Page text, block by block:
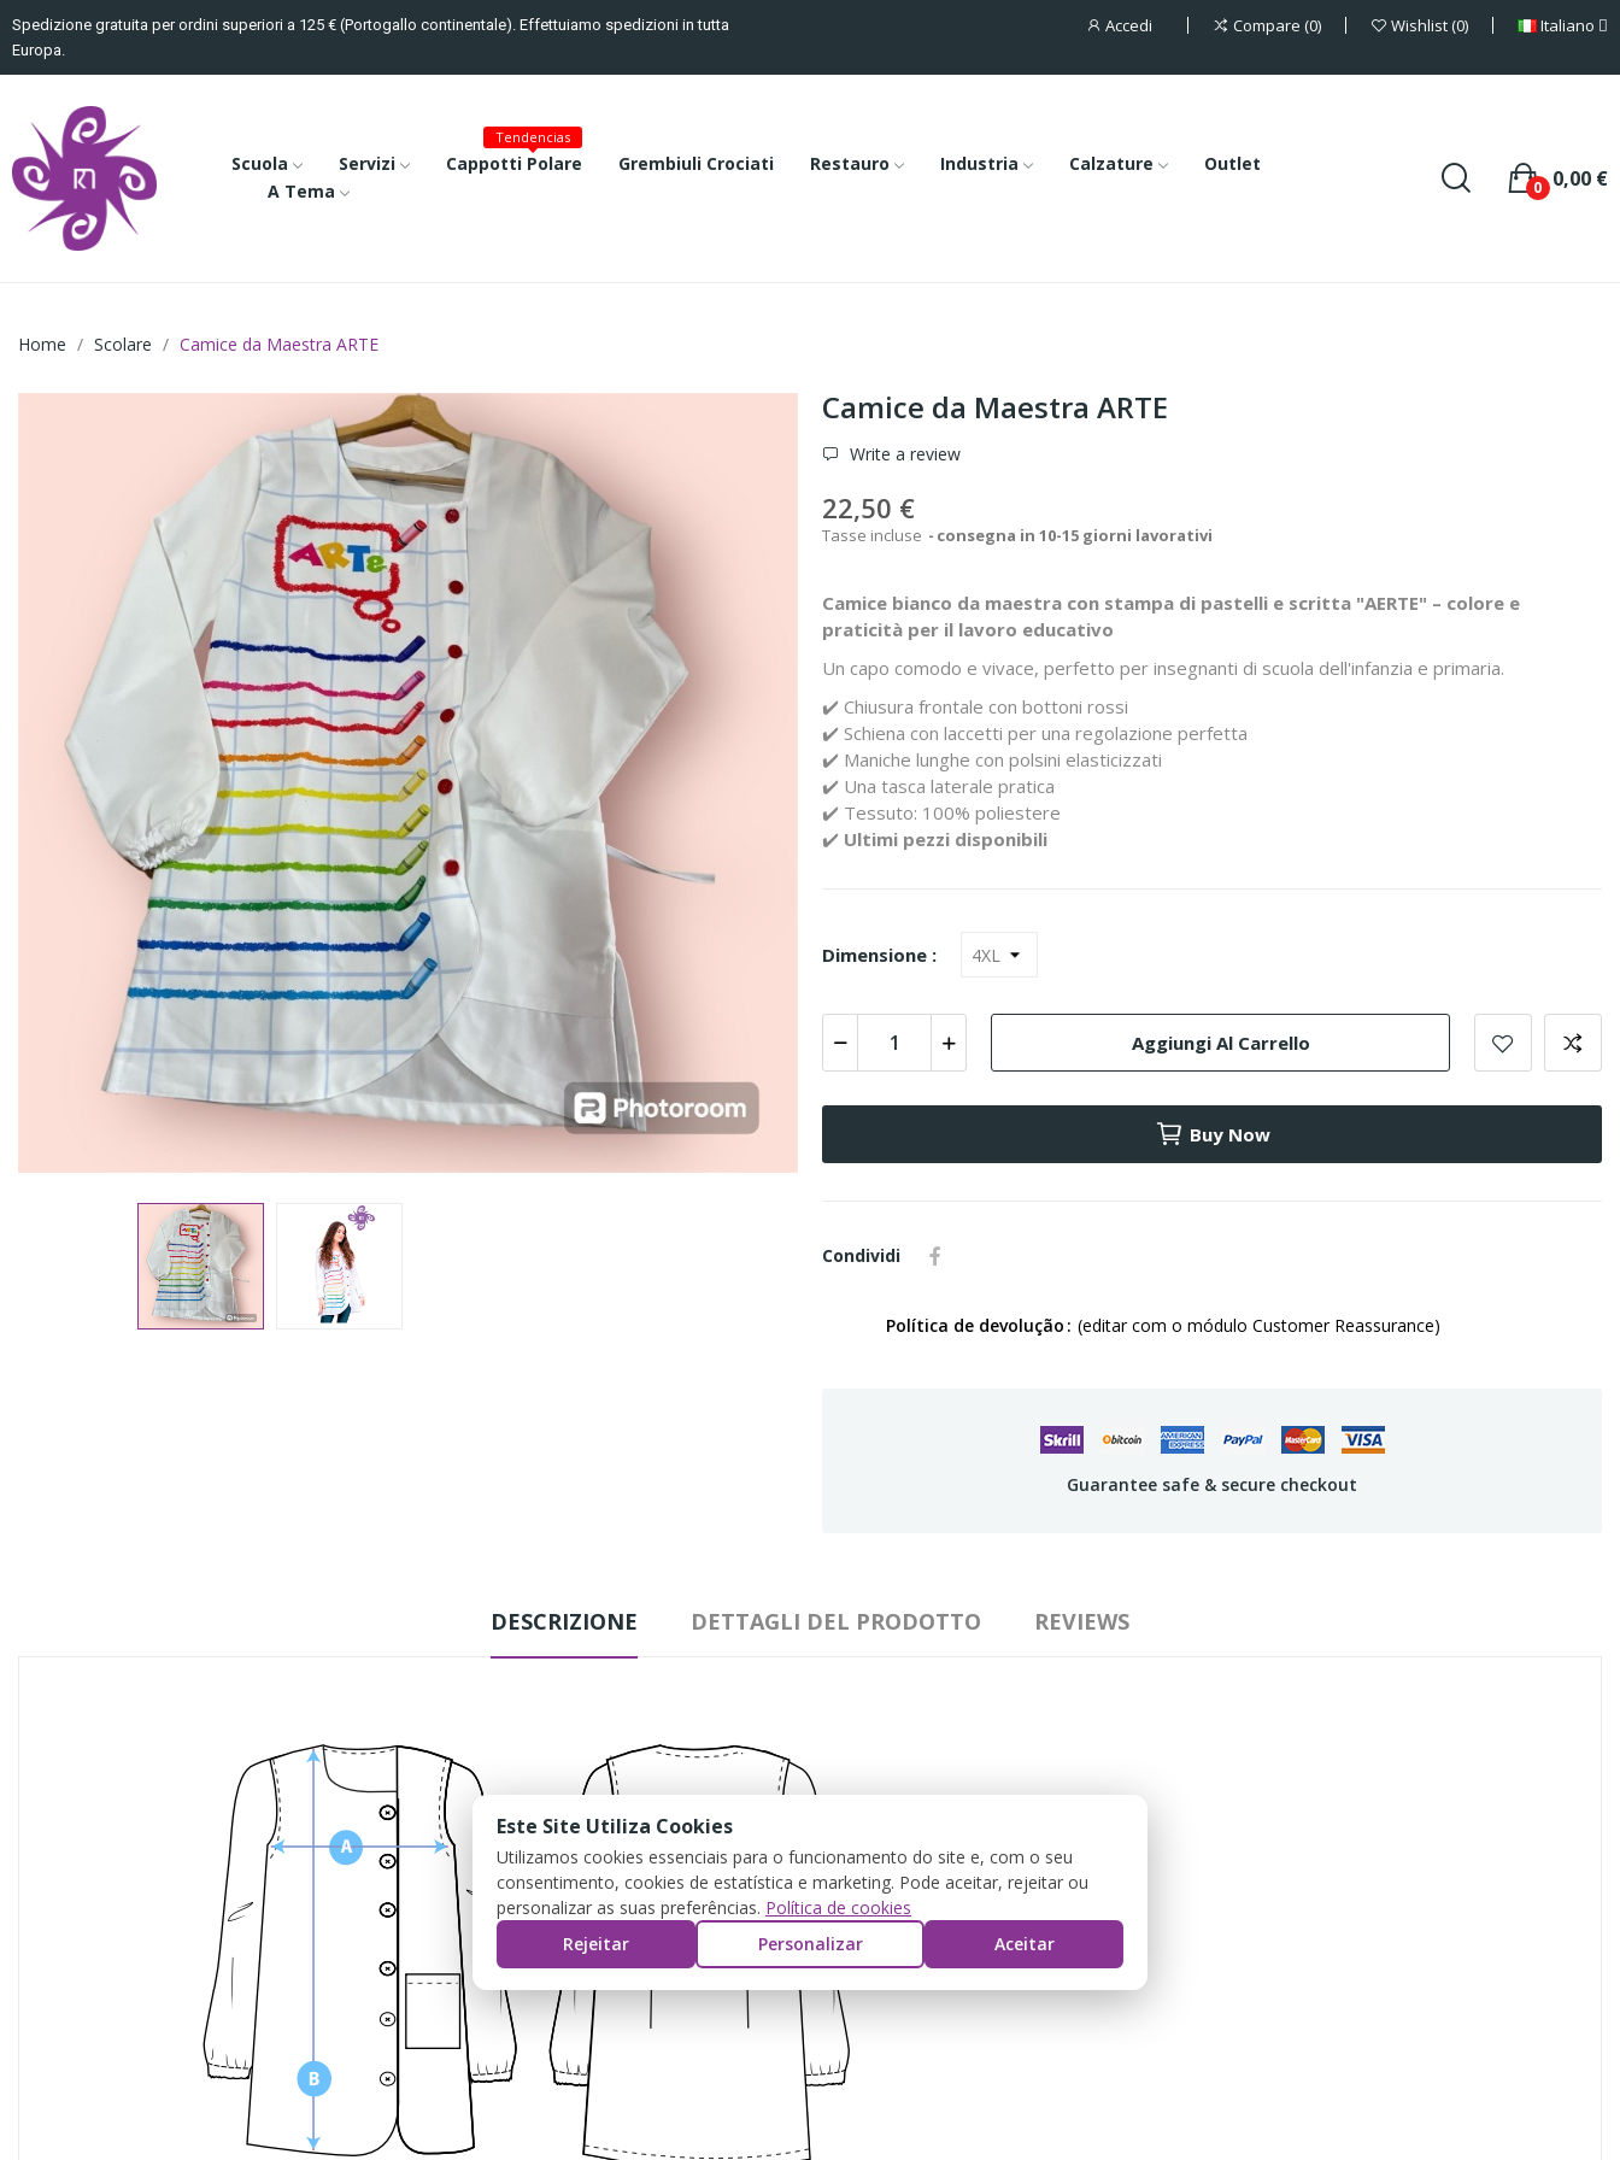
Spedizione gratuita per ordini superiori a 125 € (Portogallo continentale). Effettuiamo spedizioni in tutta
Europa.
Accedi Compare 0 Wishlist 0 Italiano
Scuola Servizi Cappotti Polare
Tendencias
Grembiuli Crociati Restauro Industria Calzature
Outlet
A Tema
0,00 €
0
Home Scolare Camice da Maestra ARTE
Camice da Maestra ARTE
Write a review
22,50 €
Tasse incluse consegna in 10-15 giorni lavorativi
Camice bianco da maestra con stampa di pastelli e scritta "AERTE" – colore e
praticità per il lavoro educativo
Un capo comodo e vivace, perfetto per insegnanti di scuola dell'infanzia e primaria.
✔️ Chiusura frontale con bottoni rossi
✔️ Schiena con laccetti per una regolazione perfetta
✔️ Maniche lunghe con polsini elasticizzati
✔️ Una tasca laterale pratica
✔️ Tessuto: 100% poliestere
✔️ Ultimi pezzi disponibili
Dimensione :
Aggiungi Al Carrello
Buy Now
Condividi
Política de devolução (editar com o módulo Customer Reassurance)
Guarantee safe & secure checkout
DESCRIZIONE DETTAGLI DEL PRODOTTO REVIEWS
Este Site Utiliza Cookies
Utilizamos cookies essenciais para o funcionamento do site e, com o seu
consentimento, cookies de estatística e marketing. Pode aceitar, rejeitar ou
personalizar as suas preferências. Política de cookies
Rejeitar
Personalizar Aceitar